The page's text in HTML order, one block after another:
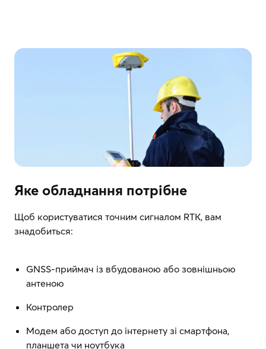
Яке обладнання потрібне
Щоб користуватися точним сигналом RTK, вам
знадобиться:
GNSS-приймач із вбудованою або зовнішньою
антеною
Контролер
Модем або доступ до інтернету зі смартфона,
планшета чи ноутбука